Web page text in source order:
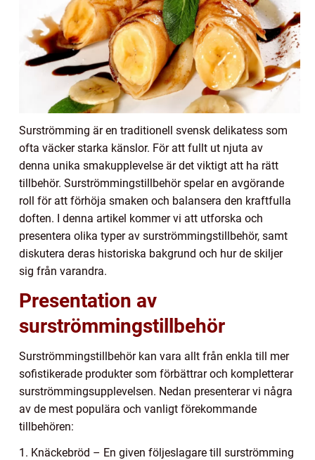
Surströmming är en traditionell svensk delikatess som
ofta väcker starka känslor. För att fullt ut njuta av
denna unika smakupplevelse är det viktigt att ha rätt
tillbehör. Surströmmingstillbehör spelar en avgörande
roll för att förhöja smaken och balansera den kraftfulla
doften. I denna artikel kommer vi att utforska och
presentera olika typer av surströmmingstillbehör, samt
diskutera deras historiska bakgrund och hur de skiljer
sig från varandra.
Presentation av
surströmmingstillbehör
Surströmmingstillbehör kan vara allt från enkla till mer
sofistikerade produkter som förbättrar och kompletterar
surströmmingsupplevelsen. Nedan presenterar vi några
av de mest populära och vanligt förekommande
tillbehören:
1. Knäckebröd – En given följeslagare till surströmming